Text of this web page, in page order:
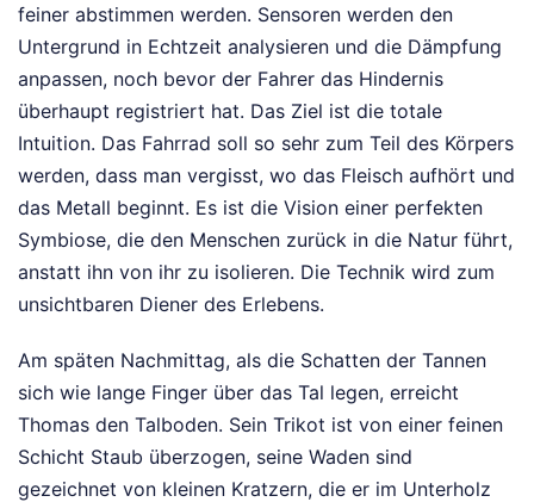
feiner abstimmen werden. Sensoren werden den
Untergrund in Echtzeit analysieren und die Dämpfung
anpassen, noch bevor der Fahrer das Hindernis
überhaupt registriert hat. Das Ziel ist die totale
Intuition. Das Fahrrad soll so sehr zum Teil des Körpers
werden, dass man vergisst, wo das Fleisch aufhört und
das Metall beginnt. Es ist die Vision einer perfekten
Symbiose, die den Menschen zurück in die Natur führt,
anstatt ihn von ihr zu isolieren. Die Technik wird zum
unsichtbaren Diener des Erlebens.
Am späten Nachmittag, als die Schatten der Tannen
sich wie lange Finger über das Tal legen, erreicht
Thomas den Talboden. Sein Trikot ist von einer feinen
Schicht Staub überzogen, seine Waden sind
gezeichnet von kleinen Kratzern, die er im Unterholz